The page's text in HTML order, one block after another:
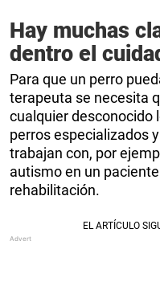
Hay muchas
dentro el
Para que un perro
terapeuta se necesita
cualquier desconocido
perros especializados
trabajan con, por
autismo en un
rehabilitación.